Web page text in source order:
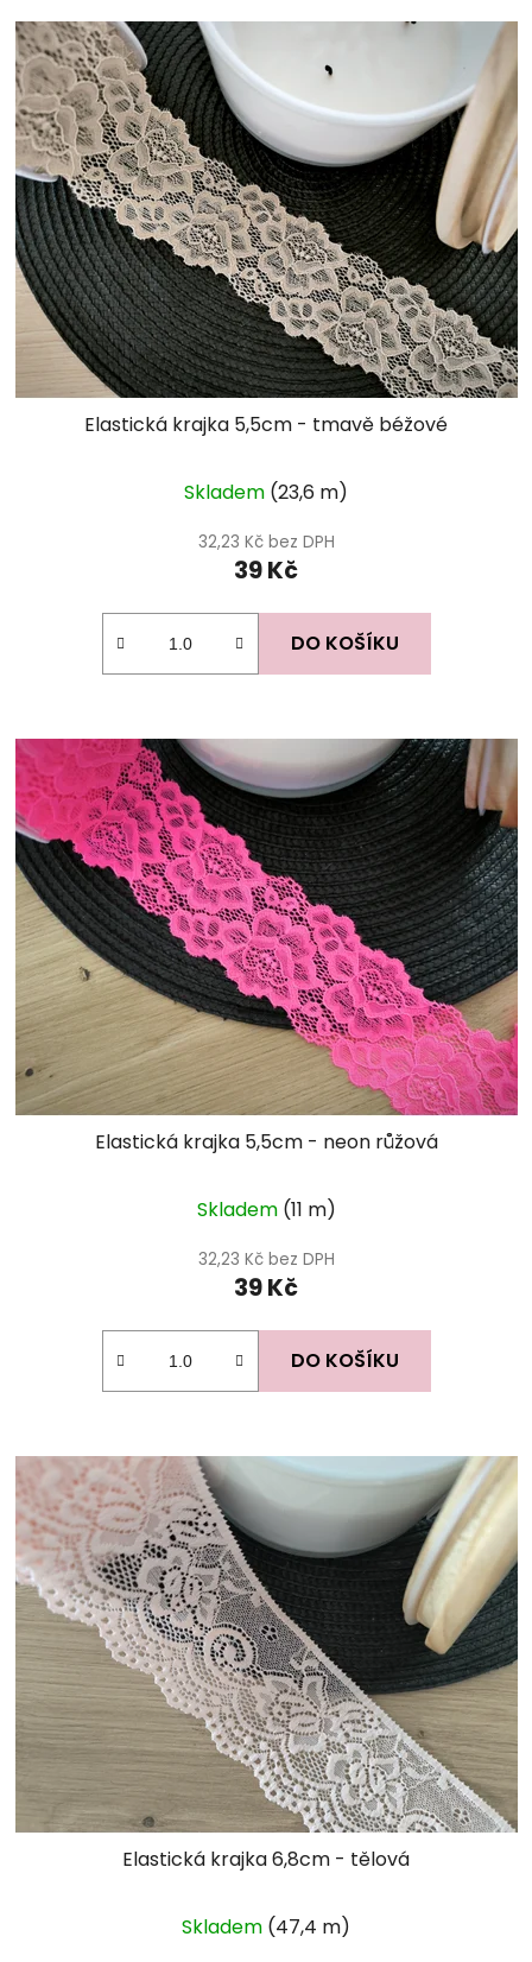
Elastická krajka 5,5cm - tmavě béžové
Skladem (23,6 m)
32,23 Kč bez DPH
39 Kč
DO KOŠÍKU
Elastická krajka 5,5cm - neon růžová
Skladem (11 m)
32,23 Kč bez DPH
39 Kč
DO KOŠÍKU
Elastická krajka 6,8cm - tělová
Skladem (47,4 m)